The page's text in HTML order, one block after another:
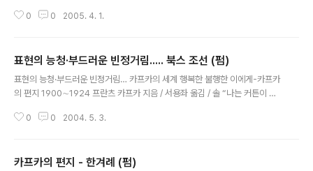
이 작품을 읽으면서 딱히 어떤 비평으로 해야 할지 그 구분을 명확하게 드러나
았을 때, 흐른 세월 속에 자신을 돌아 볼 수 있게 한다. 춤꾼이 남자라고 생각했
었지만, 남자가 아닌 여자라는 것이 밝혀졌을 때는 외모로만 보고 판단했던 자
신의 의식 속에 여자라는 사람은 생김새가 예쁘고 머리..
0 0 2005. 4. 1.
표현의 능청·부드러운 빈정거림..... 북스 조선 (펌)
표현의 능청·부드러운 빈정거림… 카프카의 세계 행복한 불행한 이에게-카프카
의 편지 1900∼1924 프란츠 카프카 지음 / 서용좌 옮김 / 솔 “나는 커튼이 드
틈으로 길거리를 언뜻 보고, 그러고는 곧 그 귀중한 그림책들에 되돌아가는 것
대부분의 많은 작가들의 글이 보다 보편적인 이해를 요구하고 있으며, 그러한
0 0 2004. 5. 3.
카프카의 편지 - 한겨례 (펌)